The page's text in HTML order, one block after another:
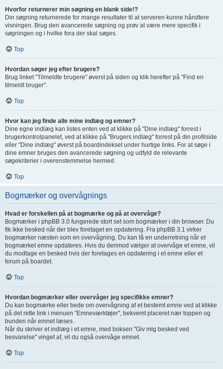
Hvorfor returnerer min søgning en blank side!?
Din søgning returnerede for mange resultater til at serveren kunne håndtere
visningen. Brug den avancerede søgning og prøv at være mere specifik i
søgningen og i hvilke fora der skal søges.
Top
Hvordan søger jeg efter brugere?
Brug linket "Tilmeldte brugere" øverst på siden og klik herefter på "Find en
tilmeldt bruger".
Top
Hvor kan jeg finde alle mine indlæg og emner?
Dine egne indlæg kan listes enten ved at klikke på "Dine indlæg" forrest i
brugerkontrolpanelet, ved at klikke på "Brugers indlæg" forrest på din profilside
eller "Dine indlæg" øverst på boardindekset under hurtige links. For at søge i
dine emner bruges den avancerede søgning og udfyld de relevante
søgekriterier i overenstemmelse hermed.
Top
Bogmærker og overvågnings
Hvad er forskellen på at bogmærke og på at overvåge?
Bogmærker i phpBB 3.0 fungerede stort set som bogmærker i din browser. Du
fik ikke besked når der blev foretaget en opdatering. Fra phpBB 3.1 virker
bogmærker næsten som en overvågning. Du kan få en underretning når et
bogmærket emne opdateres. Hvis du derimod vælger at overvåge et emne, vil
du modtage en besked hvis der foretages en opdatering i et emne eller et
forum på boardet.
Top
Hvordan bogmærker eller overvåger jeg specifikke emner?
Du kan bogmærke eller bede om overvågning af et bestemt emne ved at klikke
på det rette link i menuen "Emneværktøjer", bekvemt placeret nær toppen og
bunden når emnet læses.
Når du skriver et indlæg i et emne, med boksen "Giv mig besked ved
besvarelse" vinget af, vil du også overvåge emnet.
Top